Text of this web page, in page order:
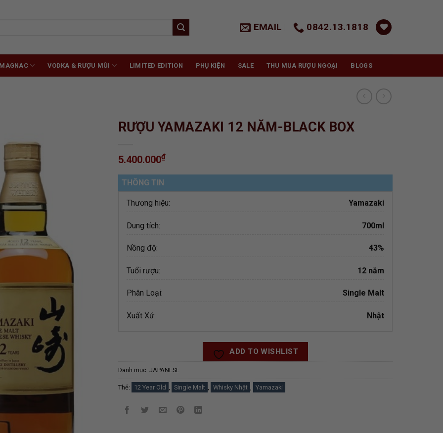
EMAIL 0842.13.1818
VODKA & RƯỢU MÙI LIMITED EDITION PHỤ KIỆN SALE THU MUA RƯỢU NGOẠI BLOGS
RƯỢU YAMAZAKI 12 NĂM-BLACK BOX
5.400.000₫
THÔNG TIN
Thương hiệu: Yamazaki
Dung tích: 700ml
Nồng độ: 43%
Tuổi rượu: 12 năm
Phân Loại: Single Malt
Xuất Xứ: Nhật
ADD TO WISHLIST
Danh mục: JAPANESE
Thẻ: 12 Year Old , Single Malt , Whisky Nhật , Yamazaki